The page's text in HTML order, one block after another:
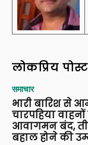
लोकप्रिय पोस्ट
समाचार
भारी बारिश से
चारपहिया
आवागमन बंद,
बहाल होने की